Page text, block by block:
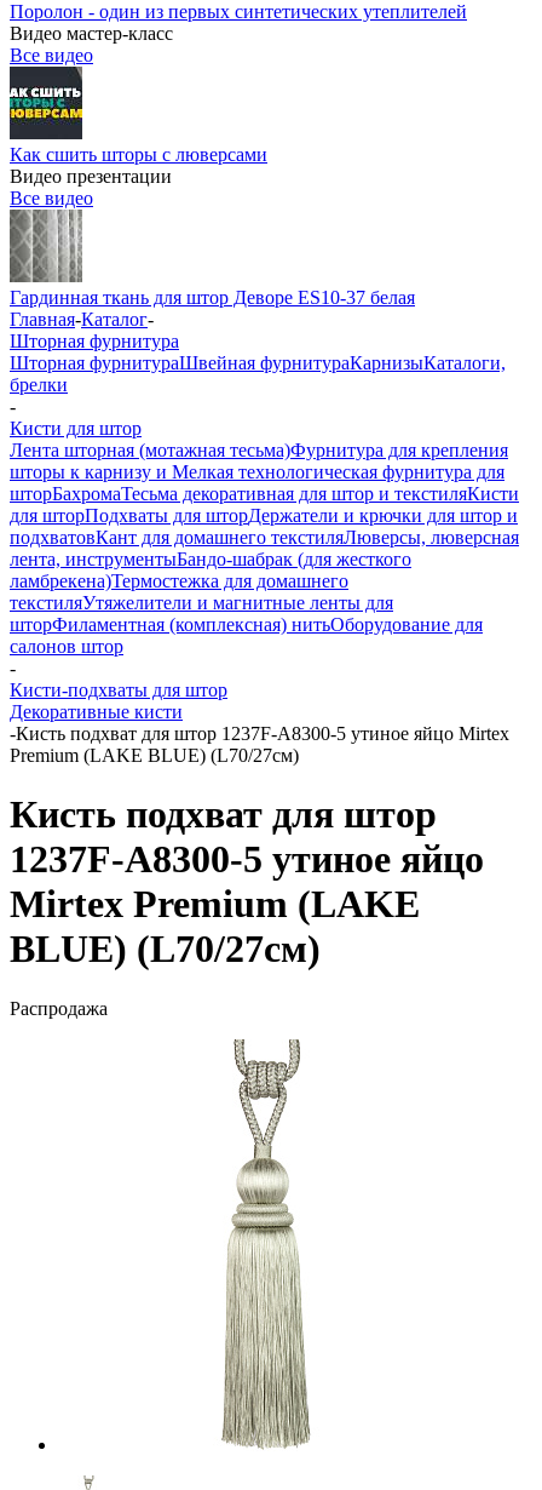
Поролон - один из первых синтетических утеплителей
Видео мастер-класс
Все видео
Как сшить шторы с люверсами
Видео презентации
Все видео
Гардинная ткань для штор Деворе ES10-37 белая
Главная-Каталог-
Шторная фурнитура
Шторная фурнитураШвейная фурнитураКарнизыКаталоги,
брелки
-
Кисти для штор
Лента шторная (мотажная тесьма)Фурнитура для крепления
шторы к карнизу и Мелкая технологическая фурнитура для
шторБахромаТесьма декоративная для штор и текстиляКисти
для шторПодхваты для шторДержатели и крючки для штор и
подхватовКант для домашнего текстиляЛюверсы, люверсная
лента, инструментыБандо-шабрак (для жесткого
ламбрекена)Термостежка для домашнего
текстиляУтяжелители и магнитные ленты для
шторФиламентная (комплексная) нитьОборудование для
салонов штор
-
Кисти-подхваты для штор
Декоративные кисти
-Кисть подхват для штор 1237F-A8300-5 утиное яйцо Mirtex
Premium (LAKE BLUE) (L70/27см)
Кисть подхват для штор
1237F-A8300-5 утиное яйцо
Mirtex Premium (LAKE
BLUE) (L70/27см)
Распродажа